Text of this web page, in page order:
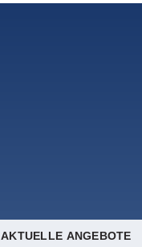
AKTUELLE ANGEBOTE